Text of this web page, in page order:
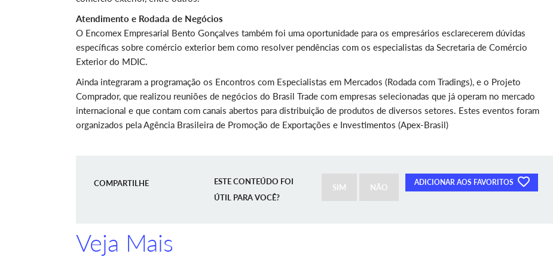
Atendimento e Rodada de Negócios
O Encomex Empresarial Bento Gonçalves também foi uma oportunidade para os empresários esclarecerem dúvidas
específicas sobre comércio exterior bem como resolver pendências com os especialistas da Secretaria de Comércio
Exterior do MDIC.
Ainda integraram a programação os Encontros com Especialistas em Mercados (Rodada com Tradings), e o Projeto
Comprador, que realizou reuniões de negócios do Brasil Trade com empresas selecionadas que já operam no mercado
internacional e que contam com canais abertos para distribuição de produtos de diversos setores. Estes eventos foram
organizados pela Agência Brasileira de Promoção de Exportações e Investimentos (Apex-Brasil)
COMPARTILHE ADICIONAR AOS FAVORITOS
ESTE CONTEÚDO FOI
ÚTIL PARA VOCÊ?
SIM NÃO
Veja Mais